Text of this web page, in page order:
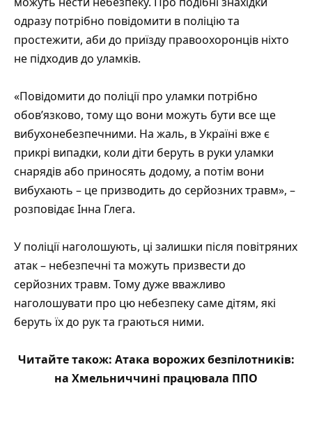
одразу потрібно повідомити в поліцію та
простежити, аби до приїзду правоохоронців ніхто
не підходив до уламків.
«Повідомити до поліції про уламки потрібно
обов’язково, тому що вони можуть бути все ще
вибухонебезпечними. На жаль, в Україні вже є
прикрі випадки, коли діти беруть в руки уламки
снарядів або приносять додому, а потім вони
вибухають – це призводить до серйозних травм», –
розповідає Інна Глега.
У поліції наголошують, ці залишки після повітряних
атак – небезпечні та можуть призвести до
серйозних травм. Тому дуже вважливо
наголошувати про цю небезпеку саме дітям, які
беруть їх до рук та граються ними.
Читайте також: Атака ворожих безпілотників:
на Хмельниччині працювала ППО